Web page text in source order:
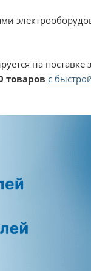
на
товаров с